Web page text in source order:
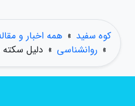
کوه سفید » همه اخبار و
» روانشناسی » دلیل